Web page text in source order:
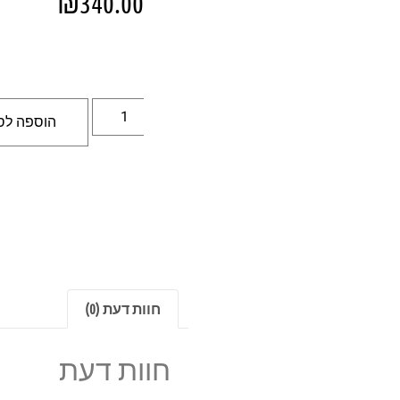
הוספה
חוות דעת (0)
חוות דעת